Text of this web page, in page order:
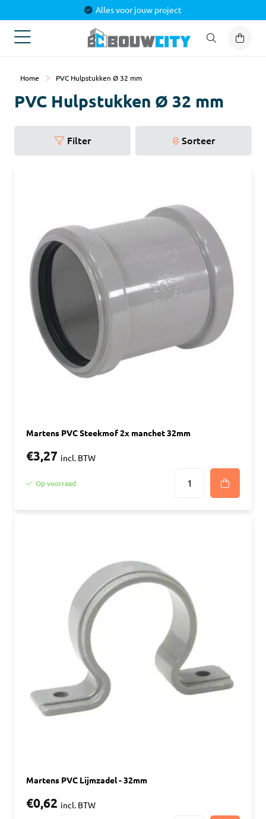
Alles voor jouw project
Home PVC Hulpstukken Ø 32 mm
PVC Hulpstukken Ø 32 mm
Filter Sorteer
Martens PVC Steekmof 2x manchet 32mm
€3,27 incl. BTW
Op voorraad
Martens PVC Lijmzadel - 32mm
€0,62 incl. BTW